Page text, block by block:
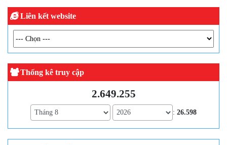
Liên kết website
Thống kê truy cập
2.649.255
:26.598